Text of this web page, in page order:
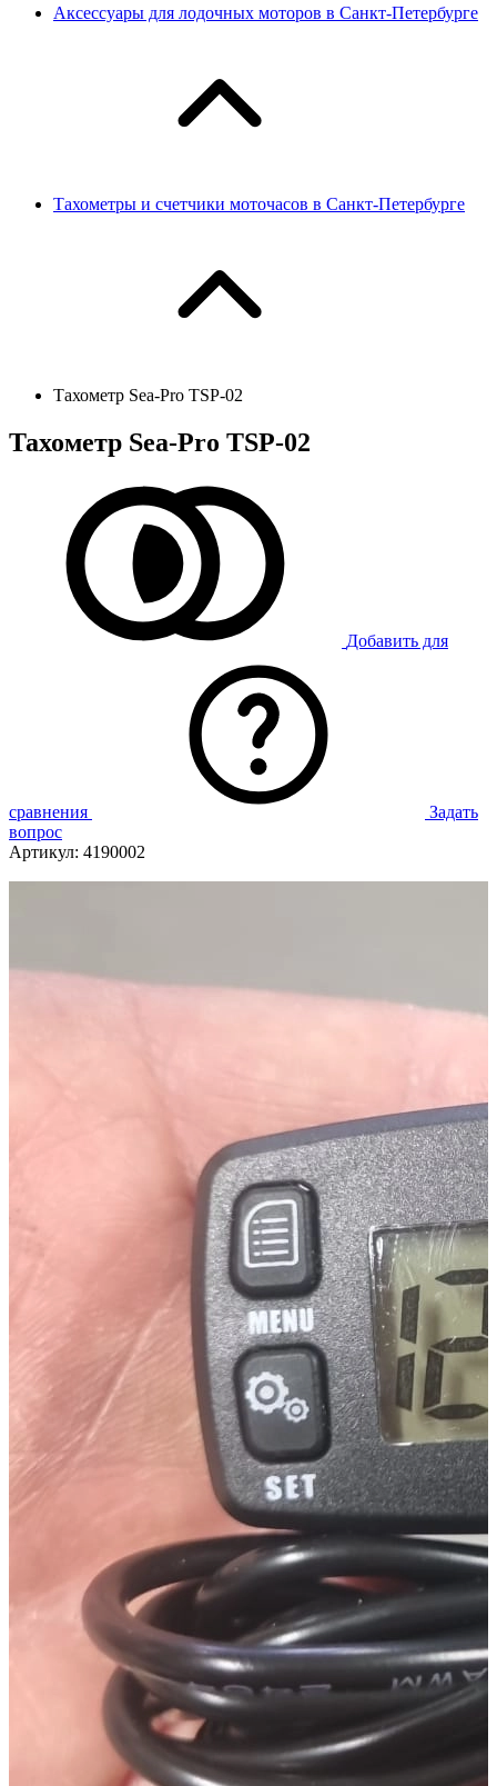
Аксессуары для лодочных моторов в Санкт-Петербурге
Тахометры и счетчики моточасов в Санкт-Петербурге
Тахометр Sea-Pro TSP-02
Тахометр Sea-Pro TSP-02
Добавить для
сравнения
Задать
вопрос
Артикул: 4190002